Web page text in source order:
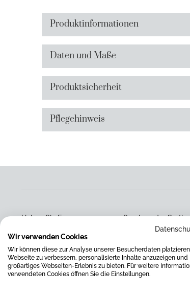
Produktinformationen
Daten und Maße
Produktsicherheit
Pflegehinweis
Haben Sie Fragen zu unserem Service oder
Bestellvorgang oder haben Sie eine andere
Sie uns gerne über das beigefügte
um Ihre Anfrage kümmern.
Wir verwenden Cookies
Wir können diese zur Analyse unserer Besucherdaten
Webseite zu verbessern, personalisierte Inhalte anzuzeigen und
großartiges Webseiten-Erlebnis zu bieten. Für weitere
verwendeten Cookies öffnen Sie die Einstellungen.